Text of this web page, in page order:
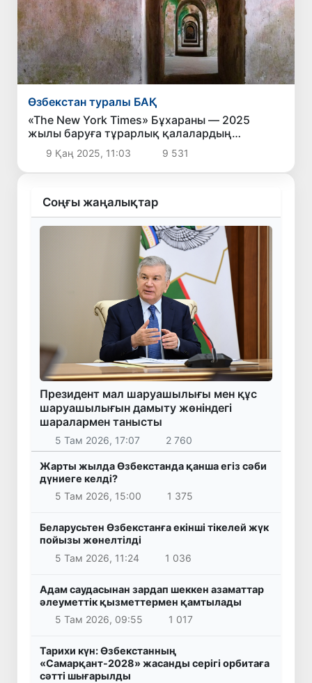
Өзбекстан туралы БАҚ
«The New York Times» Бұхараны — 2025
жылы баруға тұрарлық қалалардың
қатарына қосты
9 Қаң 2025, 11:03 9 531
Соңғы жаңалықтар
Президент мал шаруашылығы мен құс
шаруашылығын дамыту жөніндегі
шаралармен танысты
5 Там 2026, 17:07 2 760
Жарты жылда Өзбекстанда қанша егіз сәби
дүниеге келді?
5 Там 2026, 15:00
1 375
Беларусьтен Өзбекстанға екінші тікелей жүк
пойызы жөнелтілді
5 Там 2026, 11:24
1 036
Адам саудасынан зардап шеккен азаматтар
әлеуметтік қызметтермен қамтылады
5 Там 2026, 09:55
1 017
Тарихи күн: Өзбекстанның
«Самарқант-2028» жасанды серігі орбитаға
сәтті шығарылды